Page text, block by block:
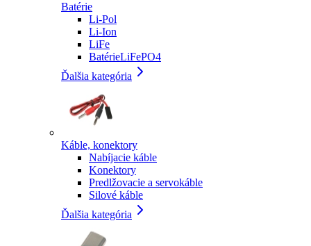
Batérie
Li-Pol
Li-Ion
LiFe
BatérieLiFePO4
Ďalšia kategória
Káble, konektory
Nabíjacie káble
Konektory
Predlžovacie a servokáble
Silové káble
Ďalšia kategória